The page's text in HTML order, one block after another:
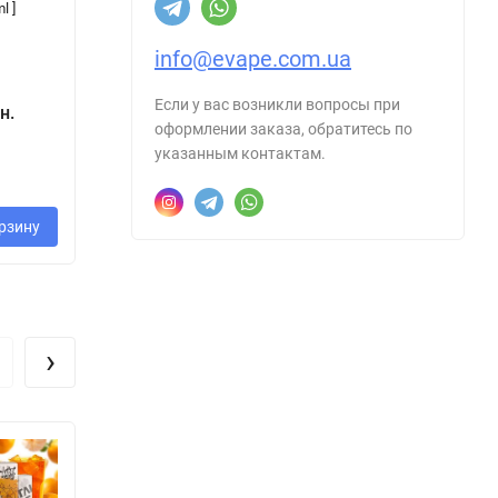
]
Lemonade [
Набір 50 mg, 15
160 грн. 350 грн.
›
info@evape.com.ua
Если у вас возникли вопросы при
оформлении заказа, обратитесь по
указанным контактам.